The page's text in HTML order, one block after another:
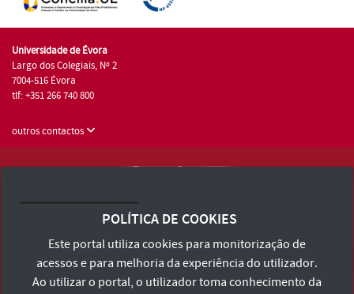
Universidade de Évora
Largo dos Colegiais, Nº 2
7004-516 Évora
tlf: +351 266 740 800
outros contactos
Consulte os Termos e Condições e Política de Privacidade
Declaração de Acessibilidade
POLÍTICA DE COOKIES
Este portal utiliza cookies para monitorização de
acessos e para melhoria da experiência do utilizador.
Ao utilizar o portal, o utilizador toma conhecimento da